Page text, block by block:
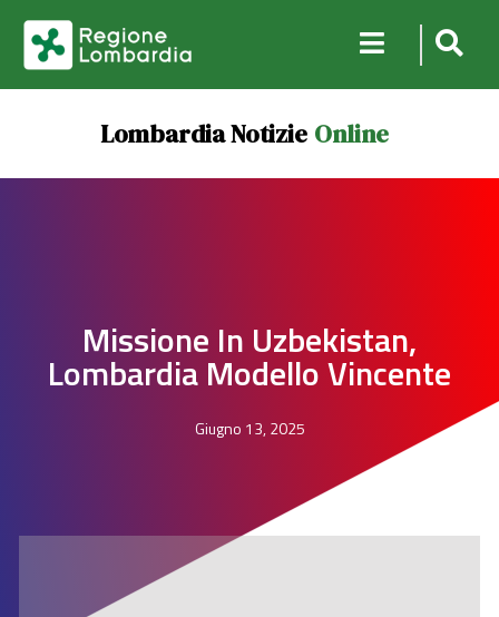
Lombardia Notizie Online
Missione In Uzbekistan,
Lombardia Modello Vincente
Giugno 13, 2025